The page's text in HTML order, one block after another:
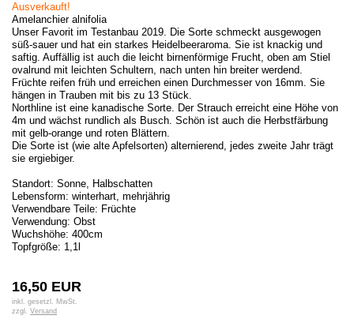
Ausverkauft!
Amelanchier alnifolia
Unser Favorit im Testanbau 2019. Die Sorte schmeckt ausgewogen
süß-sauer und hat ein starkes Heidelbeeraroma. Sie ist knackig und
saftig. Auffällig ist auch die leicht birnenförmige Frucht, oben am Stiel
ovalrund mit leichten Schultern, nach unten hin breiter werdend.
Früchte reifen früh und erreichen einen Durchmesser von 16mm. Sie
hängen in Trauben mit bis zu 13 Stück.
Northline ist eine kanadische Sorte. Der Strauch erreicht eine Höhe von
4m und wächst rundlich als Busch. Schön ist auch die Herbstfärbung
mit gelb-orange und roten Blättern.
Die Sorte ist (wie alte Apfelsorten) alternierend, jedes zweite Jahr trägt
sie ergiebiger.
Standort: Sonne, Halbschatten
Lebensform: winterhart, mehrjährig
Verwendbare Teile: Früchte
Verwendung: Obst
Wuchshöhe: 400cm
Topfgröße: 1,1l
16,50 EUR
inkl. gesetzl. MwSt.
zzgl. Versand